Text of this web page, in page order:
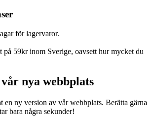
för lagervaror.
på 59kr inom Sverige, oavsett hur mycket du
nya webbplats
en ny version av vår webbplats. Berätta gärna
bara några sekunder!